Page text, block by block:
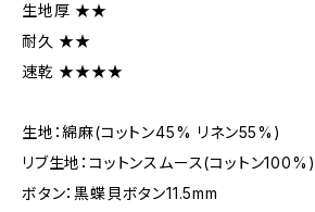
生地厚 ★★
耐久 ★★
速乾 ★★★★
生地：綿麻(コットン45% リネン55%)
リブ生地：コットンスムース(コットン100%)
ボタン：黒蝶貝ボタン11.5mm